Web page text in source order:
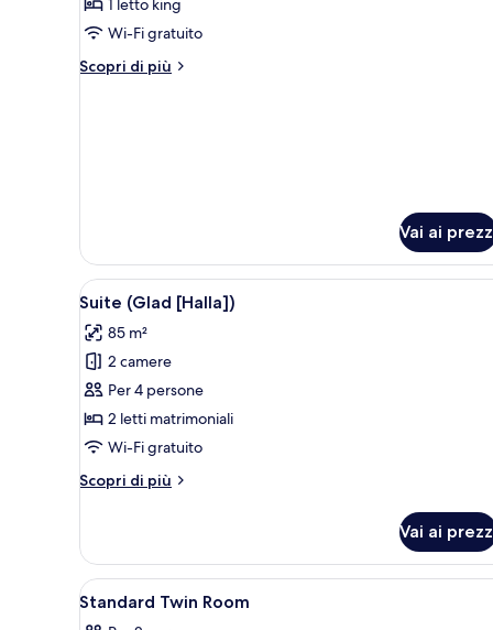
foto
per
Premium
1 letto king
Wi-Fi gratuito
Scopri di più
Altri
Vai ai
Apri
tutte
le
foto
per
Suite
(Glad
Un soggiorno moderno con
6
Suite (Glad [Halla])
85 m²
2 camere
Per 4 persone
2 letti matrimoniali
Wi-Fi gratuito
Scopri di più
Altri
(Glad
[Halla])
Vai ai
Apri
tutte
Biancheria da letto di alta
5
Standard Twin Room